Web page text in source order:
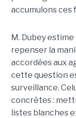
accumulons ces
M. Dubey
repenser la
accordées aux
cette question
surveillance.
concrètes :
listes blanches